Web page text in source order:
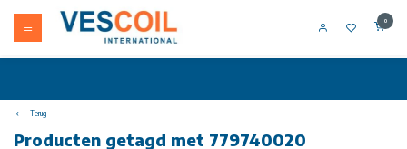
0
Terug
Producten getagd met 779740020